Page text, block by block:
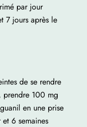
par jour
7 jours après le
de se rendre
prendre 100 mg
en une prise
6 semaines